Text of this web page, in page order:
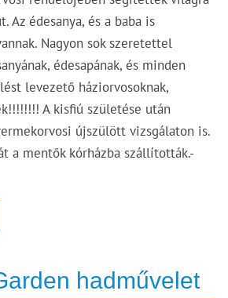
Az édesanya, és a baba is
Nagyon sok szeretettel
édesapának, és minden
levezető háziorvosoknak,
A kisfiú születése után
újszülött vizsgálaton is.
a mentők kórházba szállították.-
hadművelet